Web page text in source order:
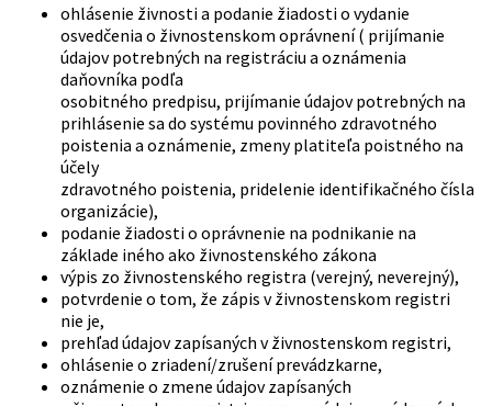
ohlásenie živnosti a podanie žiadosti o vydanie
osvedčenia o živnostenskom oprávnení ( prijímanie
údajov potrebných na registráciu a oznámenia
daňovníka podľa
osobitného predpisu, prijímanie údajov potrebných na
prihlásenie sa do systému povinného zdravotného
poistenia a oznámenie, zmeny platiteľa poistného na
účely
zdravotného poistenia, pridelenie identifikačného čísla
organizácie),
podanie žiadosti o oprávnenie na podnikanie na
základe iného ako živnostenského zákona
výpis zo živnostenského registra (verejný, neverejný),
potvrdenie o tom, že zápis v živnostenskom registri
nie je,
prehľad údajov zapísaných v živnostenskom registri,
ohlásenie o zriadení/zrušení prevádzkarne,
oznámenie o zmene údajov zapísaných